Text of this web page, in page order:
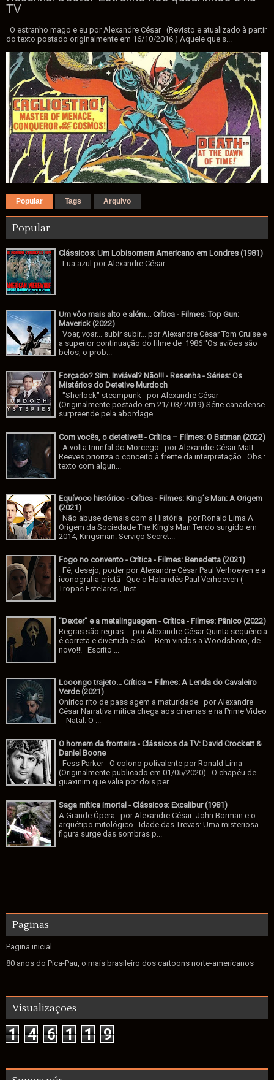
TV
O estranho mago e eu por Alexandre César (Revisto e atualizado à partir
do texto postado originalmente em 16/10/2016 ) Aquele que s...
Popular Tags Arquivo
Popular
Clássicos: Um Lobisomem Americano em Londres (1981)
Lua azul por Alexandre César
Um vôo mais alto e além... Crítica - Filmes: Top Gun:
Maverick (2022)
Voar, voar... subir subir... por Alexandre César Tom Cruise e
a superior continuação do filme de 1986 “Os aviões são
belos, o prob...
Forçado? Sim. Inviável? Não!!! - Resenha - Séries: Os
Mistérios do Detetive Murdoch
"Sherlock" steampunk por Alexandre César
(Originalmente postado em 21/ 03/ 2019) Série canadense
surpreende pela abordage...
Com vocês, o detetive!!! - Crítica – Filmes: O Batman (2022)
A volta triunfal do Morcego por Alexandre César Matt
Reeves prioriza o conceito à frente da interpretação Obs :
texto com algun...
Equívoco histórico - Crítica - Filmes: King´s Man: A Origem
(2021)
Não abuse demais com a História. por Ronald Lima A
Origem da Sociedade The King's Man Tendo surgido em
2014, Kingsman: Serviço Secret...
Fogo no convento - Crítica - Filmes: Benedetta (2021)
Fé, desejo, poder por Alexandre César Paul Verhoeven e a
iconografia cristã Que o Holandês Paul Verhoeven (
Tropas Estelares , Inst...
"Dexter" e a metalinguagem - Crítica - Filmes: Pânico (2022)
Regras são regras ... por Alexandre César Quinta sequência
é correta e divertida e só Bem vindos a Woodsboro, de
novo!!! Escrito ...
Looongo trajeto... Crítica – Filmes: A Lenda do Cavaleiro
Verde (2021)
Onírico rito de pass agem à maturidade por Alexandre
César Narrativa mítica chega aos cinemas e na Prime Video
Natal. O ...
O homem da fronteira - Clássicos da TV: David Crockett &
Daniel Boone
Fess Parker - O colono polivalente por Ronald Lima
(Originalmente publicado em 01/05/2020) O chapéu de
guaxinim que valia por dois per...
Saga mítica imortal - Clássicos: Excalibur (1981)
A Grande Ópera por Alexandre César John Borman e o
arquétipo mitológico Idade das Trevas: Uma misteriosa
figura surge das sombras p...
Paginas
Pagina inicial
80 anos do Pica-Pau, o mais brasileiro dos cartoons norte-americanos
Visualizações
1 4 6 1 1 9